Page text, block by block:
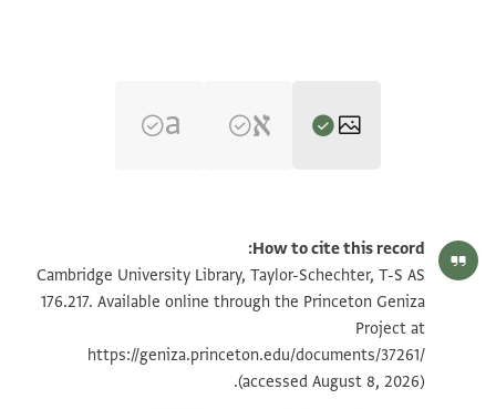
T-S AS 176.217 1v تكبير و تدوير
بيان أذونات الصورة
How to cite this record:
Cambridge University Library, Taylor-Schechter, T-S AS
176.217. Available online through the Princeton Geniza
Project at
https://geniza.princeton.edu/documents/37261/
(accessed August 8, 2026).